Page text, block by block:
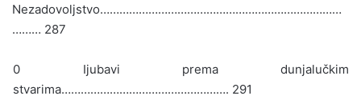
Nezadovoljstvo…………………………………………………………………
……… 287
0 Ijubavi prema dunjalučkim
stvarima……………………………………………. 291